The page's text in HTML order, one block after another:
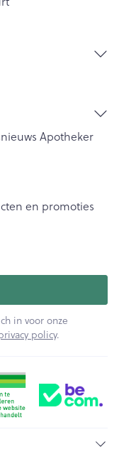
Apotheker
en promoties
in voor onze
policy.